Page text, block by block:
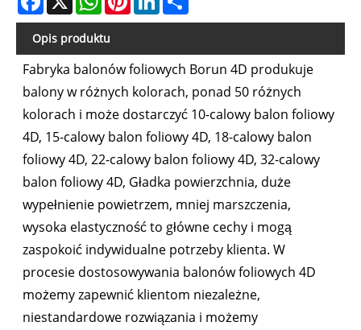
Opis produktu
Fabryka balonów foliowych Borun 4D produkuje
balony w różnych kolorach, ponad 50 różnych
kolorach i może dostarczyć 10-calowy balon foliowy
4D, 15-calowy balon foliowy 4D, 18-calowy balon
foliowy 4D, 22-calowy balon foliowy 4D, 32-calowy
balon foliowy 4D, Gładka powierzchnia, duże
wypełnienie powietrzem, mniej marszczenia,
wysoka elastyczność to główne cechy i mogą
zaspokoić indywidualne potrzeby klienta. W
procesie dostosowywania balonów foliowych 4D
możemy zapewnić klientom niezależne,
niestandardowe rozwiązania i możemy